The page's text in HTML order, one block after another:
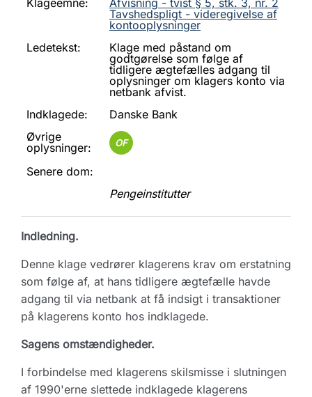
Klageemne:
Afvisning - tvist § 5, stk. 3, nr. 2
Tavshedspligt - videregivelse af
kontooplysninger
Ledetekst:
Klage med påstand om
godtgørelse som følge af
tidligere ægtefælles adgang til
oplysninger om klagers konto via
netbank afvist.
Indklagede:
Danske Bank
Øvrige
oplysninger:
OF
Senere dom:
Pengeinstitutter
Indledning.
Denne klage vedrører klagerens krav om erstatning
som følge af, at hans tidligere ægtefælle havde
adgang til via netbank at få indsigt i transaktioner
på klagerens konto hos indklagede.
Sagens omstændigheder.
I forbindelse med klagerens skilsmisse i slutningen
af 1990'erne slettede indklagede klagerens